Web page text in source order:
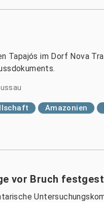
Tapajós im Dorf Nova
Amazonien
vor Bruch